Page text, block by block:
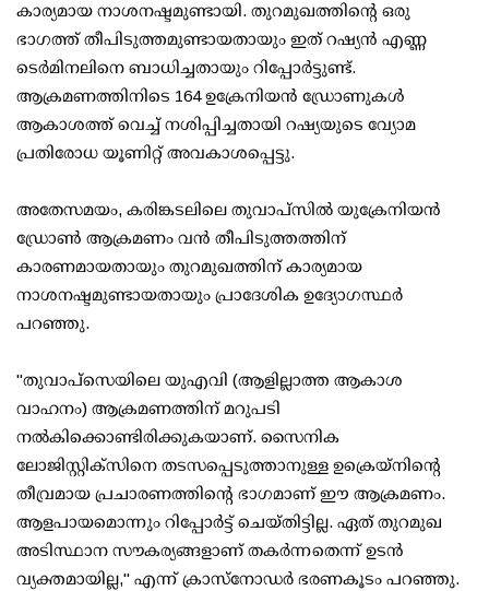
കാര്യമായ നാശനഷ്ടമുണ്ടായി. തുറമുഖത്തിന്റെ ഒരു
ഭാഗത്ത് തീപിടുത്തമുണ്ടായതായും ഇത് റഷ്യൻ എണ്ണ
ടെർമിനലിനെ ബാധിച്ചതായും റിപ്പോർട്ടുണ്ട്.
ആക്രമണത്തിനിടെ 164 ഉക്രേനിയൻ ഡ്രോണുകൾ
ആകാശത്ത് വെച്ച് നശിപ്പിച്ചതായി റഷ്യയുടെ വ്യോമ
പ്രതിരോധ യൂണിറ്റ് അവകാശപ്പെട്ടു.
അതേസമയം, കരിങ്കടലിലെ തുവാപ്‌സിൽ യുക്രേനിയൻ
ഡ്രോൺ ആക്രമണം വൻ തീപിടുത്തത്തിന്
കാരണമായതായും തുറമുഖത്തിന് കാര്യമായ
നാശനഷ്ടമുണ്ടായതായും പ്രാദേശിക ഉദ്യോഗസ്ഥർ
പറഞ്ഞു.
"തുവാപ്‌സെയിലെ യുഎവി (ആളില്ലാത്ത ആകാശ
വാഹനം) ആക്രമണത്തിന് മറുപടി
നൽകിക്കൊണ്ടിരിക്കുകയാണ്. സൈനിക
ലോജിസ്റ്റിക്സിനെ തടസപ്പെടുത്താനുള്ള ഉക്രെയ്നിന്റെ
തീവ്രമായ പ്രചാരണത്തിന്റെ ഭാഗമാണ് ഈ ആക്രമണം.
ആളപായമൊന്നും റിപ്പോർട്ട് ചെയ്തിട്ടില്ല. ഏത് തുറമുഖ
അടിസ്ഥാന സൗകര്യങ്ങളാണ് തകർന്നതെന്ന് ഉടൻ
വ്യക്തമായില്ല," എന്ന് ക്രാസ്നോഡർ ഭരണകൂടം പറഞ്ഞു.